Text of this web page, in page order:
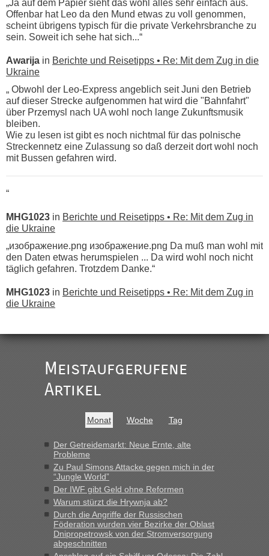
„Ja auf dem Papier sieht das wohl alles sehr einfach aus.
Offenbar hat Leo da den Mund etwas zu voll genommen,
scheint übrigens typisch für die private Verkehrsbranche zu
sein. Soweit ich sehe hat sich...“
Awarija in Berichte und Reisetipps • Re: Mit dem Zug in die
Ukraine
„ Obwohl der Leo-Express angeblich seit Juni den Betrieb
auf dieser Strecke aufgenommen hat wird die "Bahnfahrt"
über Przemysl nach UA wohl noch lange Zukunftsmusik
bleiben.
Wie zu lesen ist gibt es noch nichtmal für das polnische
Streckennetz eine Zulassung so daß derzeit dort wohl noch
mit Bussen gefahren wird.
“
MHG1023 in Berichte und Reisetipps • Re: Mit dem Zug in
die Ukraine
„изображение.png изображение.png Da muß man wohl mit
den Daten etwas herumspielen ... Da wird wohl noch nicht
täglich gefahren. Trotzdem Danke.“
MHG1023 in Berichte und Reisetipps • Re: Mit dem Zug in
die Ukraine
Ist korrekt, aber ich finde man hätte trotzdem im Text gleich
darauf hinweisen können.
War aber nicht "böse" gemeint ...
buchbar - warum auch immer ...
Hab´s versucht - bekomme aber immer angezeigt "auf dieser
Strecke fahren wir nicht"
MHG1023 inBerichte und Reisetipps • Re: Mit dem Zug in
die Ukraine
„Man sollte aber explizit dazu schreiben, daß es ein Zug von
LeoExpress ist - und nur auf deren Webseite kann man die
Meistaufgerufene
Artikel
Monat Woche Tag
Der Getreidemarkt: Neue Ernte, alte
Probleme
Zu Paul Simons Attacke gegen mich in der
“Jungle World”
Der IWF gibt Geld ohne Reformen
Warum stürzt die Hrywnja ab?
Durch die Angriffe der Russischen
Föderation wurden vier Bezirke der Oblast
Dnipropetrowsk von der Stromversorgung
abgeschnitten